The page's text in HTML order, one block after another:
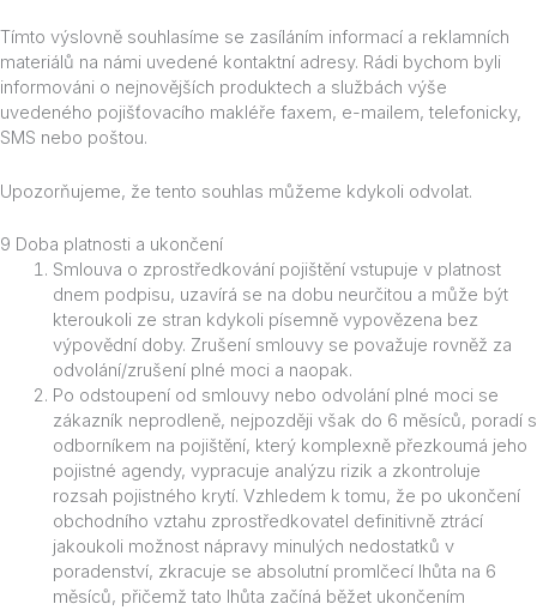
Tímto výslovně souhlasíme se zasíláním informací a reklamních
materiálů na námi uvedené kontaktní adresy. Rádi bychom byli
informováni o nejnovějších produktech a službách výše
uvedeného pojišťovacího makléře faxem, e-mailem, telefonicky,
SMS nebo poštou.
Upozorňujeme, že tento souhlas můžeme kdykoli odvolat.
9 Doba platnosti a ukončení
Smlouva o zprostředkování pojištění vstupuje v platnost
dnem podpisu, uzavírá se na dobu neurčitou a může být
kteroukoli ze stran kdykoli písemně vypovězena bez
výpovědní doby. Zrušení smlouvy se považuje rovněž za
odvolání/zrušení plné moci a naopak.
Po odstoupení od smlouvy nebo odvolání plné moci se
zákazník neprodleně, nejpozději však do 6 měsíců, poradí s
odborníkem na pojištění, který komplexně přezkoumá jeho
pojistné agendy, vypracuje analýzu rizik a zkontroluje
rozsah pojistného krytí. Vzhledem k tomu, že po ukončení
obchodního vztahu zprostředkovatel definitivně ztrácí
jakoukoli možnost nápravy minulých nedostatků v
poradenství, zkracuje se absolutní promlčecí lhůta na 6
měsíců, přičemž tato lhůta začíná běžet ukončením